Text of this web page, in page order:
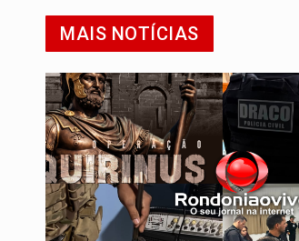
MAIS NOTÍCIAS